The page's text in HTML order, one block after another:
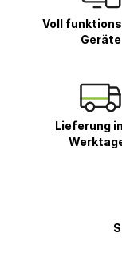
Voll
Geräte
Lieferung